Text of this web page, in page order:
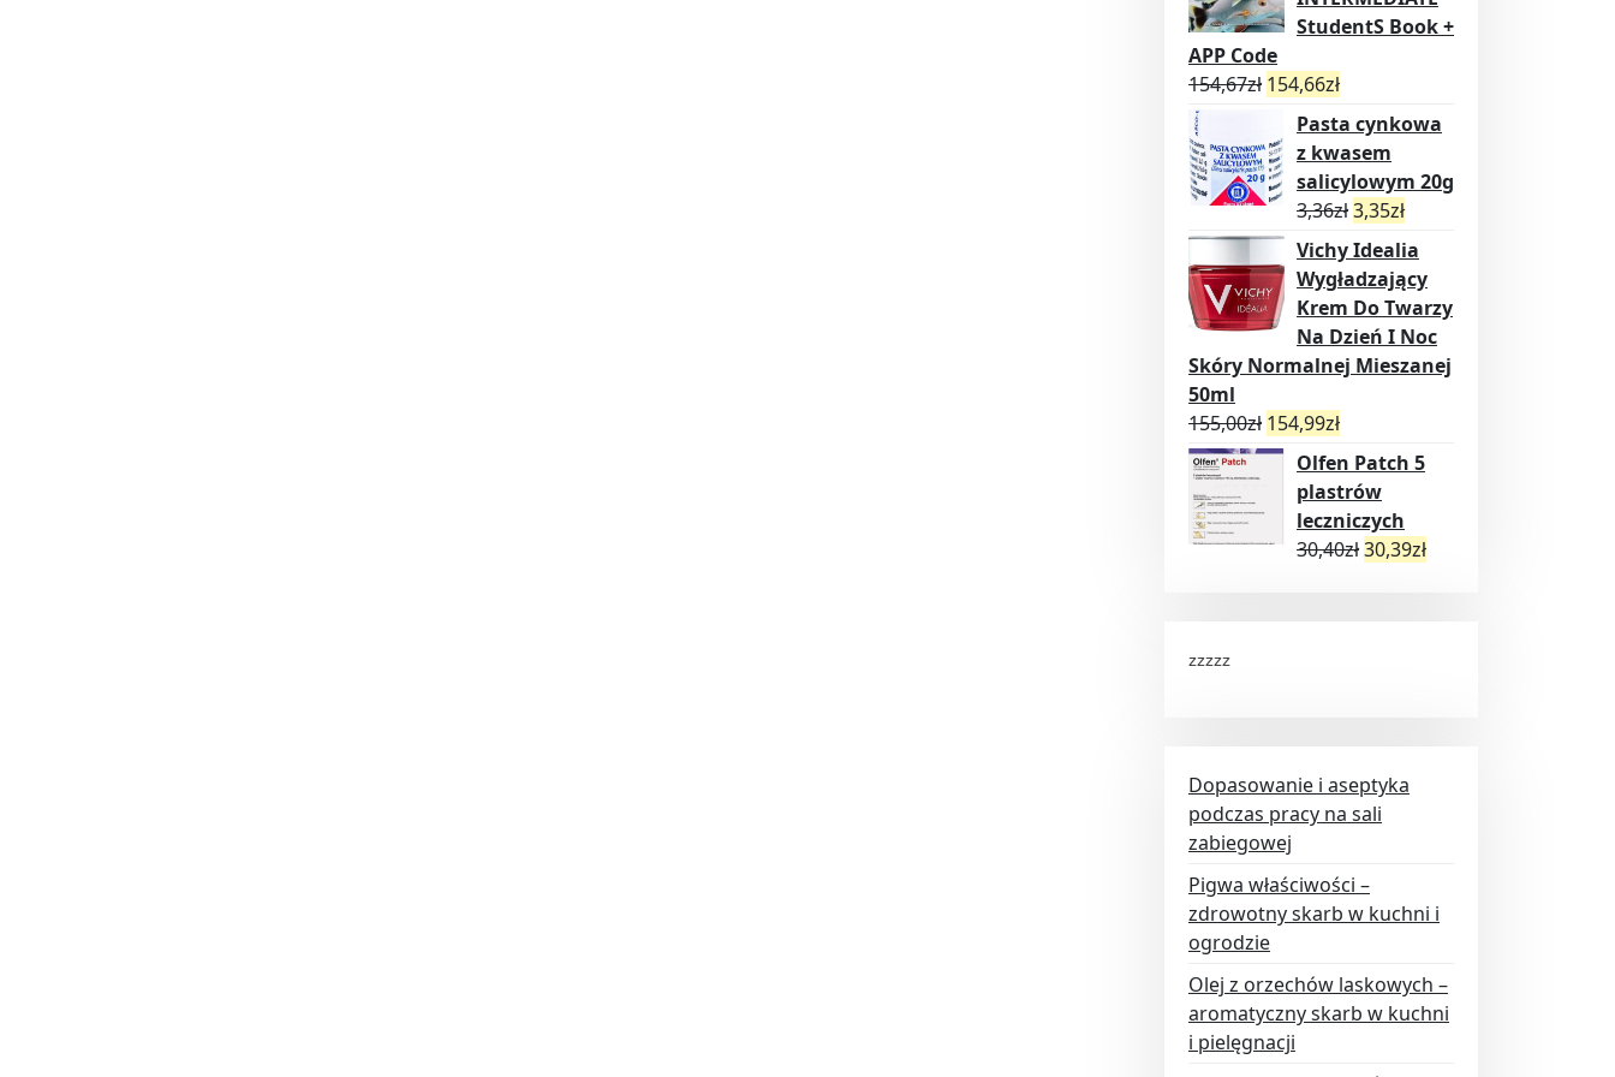
StudentS Book +
APP Code
154,67zł 154,66zł
Pasta cynkowa
z kwasem
salicylowym 20g
3,36zł3,35zł
Vichy Idealia
Wygładzający
Krem Do Twarzy
Na Dzień I Noc
Skóry Normalnej Mieszanej
50ml
155,00zł 154,99zł
Olfen Patch 5
plastrów
leczniczych
30,40zł30,39zł
zzzzz
Dopasowanie i aseptyka
podczas pracy na sali
zabiegowej
Pigwa właściwości –
zdrowotny skarb w kuchni i
ogrodzie
Olej z orzechów laskowych –
aromatyczny skarb w kuchni
i pielęgnacji